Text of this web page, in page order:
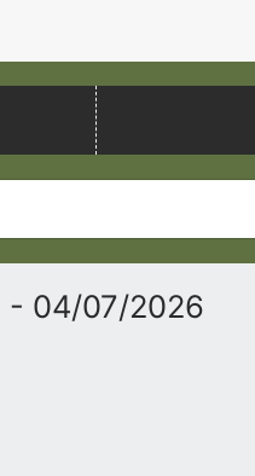
- 04/07/2026